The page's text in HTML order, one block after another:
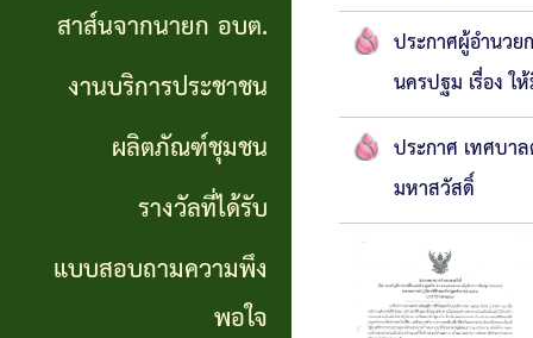
นายก
อบต.
งาน
บริการ
ประชาชน
ผลิตภัณฑ์
สาส์นจากนายก อบต.
งานบริการประชาชน
ผลิตภัณฑ์ชุมชน
รางวัลที่ได้รับ
แบบสอบถามความพึง
พอใจ
ประกาศผู้อำนว
นครปฐม เรื่อง ใ
ประกาศ เทศบา
มหาสวัสดิ์